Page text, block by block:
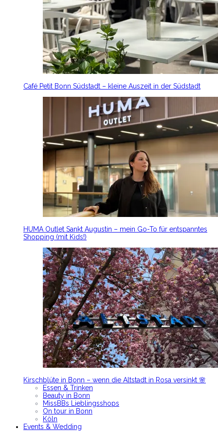
Café Petit Bonn Südstadt – kleine Auszeit in der Südstadt
HUMA Outlet Sankt Augustin – mein Go-To für entspanntes
Shopping (mit Kids!)
Kirschblüte in Bonn – wenn die Altstadt in Rosa versinkt 🌸
Essen & Trinken
Beauty in Bonn
MissBBs Lieblingsshops
On tour in Bonn
Köln
Events & Wedding